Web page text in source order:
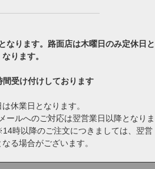
なります。路面店は木曜日のみ定休日と
なります。
間受け付けしております
休業日となります。
ールへのご対応は翌営業日以降となりま
時以降のご注文につきましては、翌営
る場合がございます。